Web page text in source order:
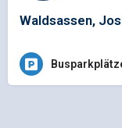
Waldsassen,